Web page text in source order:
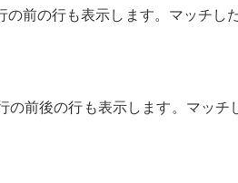
前の行も表示します。マッチし
前後の行も表示します。マッチ